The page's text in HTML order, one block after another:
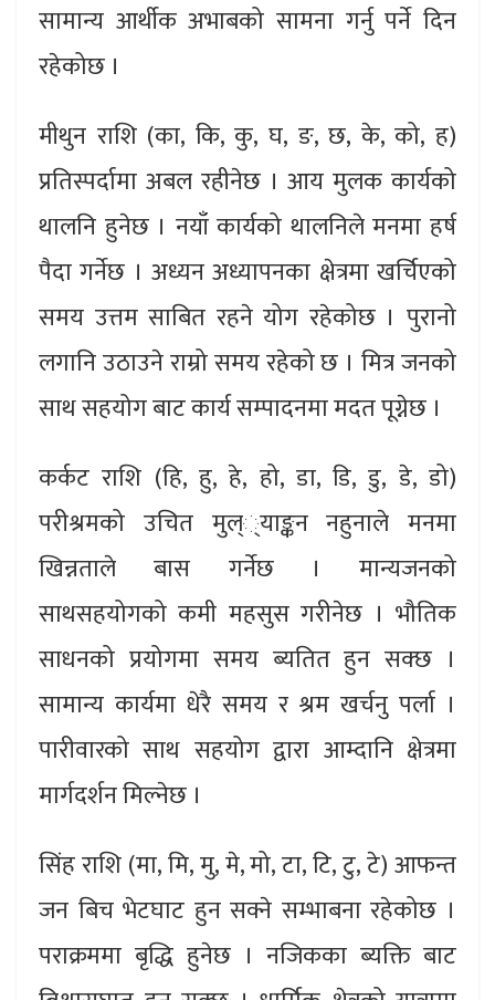
सामान्य आर्थीक अभाबको सामना गर्नु पर्ने दिन
रहेकोछ ।
मीथुन राशि (का, कि, कु, घ, ङ, छ, के, को, ह)
प्रतिस्पर्दामा अबल रहीनेछ । आय मुलक कार्यको
थालनि हुनेछ । नयाँ कार्यको थालनिले मनमा हर्ष
पैदा गर्नेछ । अध्यन अध्यापनका क्षेत्रमा खर्चिएको
समय उत्तम साबित रहने योग रहेकोछ । पुरानो
लगानि उठाउने राम्रो समय रहेको छ । मित्र जनको
साथ सहयोग बाट कार्य सम्पादनमा मदत पूग्नेछ ।
कर्कट राशि (हि, हु, हे, हो, डा, डि, डु, डे, डो)
परीश्रमको उचित मुल््याङ्कन नहुनाले मनमा
खिन्नताले बास गर्नेछ । मान्यजनको
साथसहयोगको कमी महसुस गरीनेछ । भौतिक
साधनको प्रयोगमा समय ब्यतित हुन सक्छ ।
सामान्य कार्यमा धेरै समय र श्रम खर्चनु पर्ला ।
पारीवारको साथ सहयोग द्वारा आम्दानि क्षेत्रमा
मार्गदर्शन मिल्नेछ ।
सिंह राशि (मा, मि, मु, मे, मो, टा, टि, टु, टे) आफन्त
जन बिच भेटघाट हुन सक्ने सम्भाबना रहेकोछ ।
पराक्रममा बृद्धि हुनेछ । नजिकका ब्यक्ति बाट